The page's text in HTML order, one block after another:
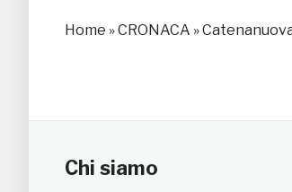
Home »CRONACA »
Chi siamo